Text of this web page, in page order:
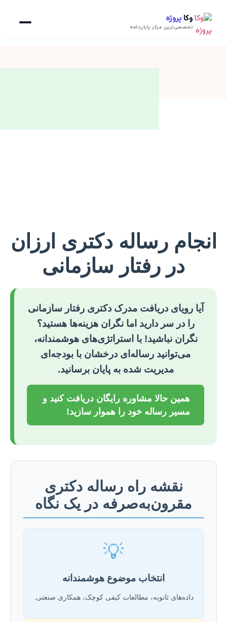
وکا پروژه
تخصصی‌ترین مرکز پایان‌نامه
انجام رساله دکتری ارزان
در رفتار سازمانی
آیا رویای دریافت مدرک دکتری رفتار سازمانی
را در سر دارید اما نگران هزینه‌ها هستید؟
نگران نباشید! با استراتژی‌های هوشمندانه،
می‌توانید رساله‌ای درخشان با بودجه‌ای
مدیریت شده به پایان برسانید.
همین حالا مشاوره رایگان دریافت کنید و
مسیر رساله خود را هموار سازید!
نقشه راه رساله دکتری
مقرون‌به‌صرفه در یک نگاه
💡
انتخاب موضوع هوشمندانه
داده‌های ثانویه، مطالعات کیفی کوچک، همکاری صنعتی.